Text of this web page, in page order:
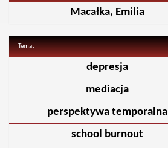
Macałka, Emilia
Temat
depresja
mediacja
perspektywa temporalna
school burnout